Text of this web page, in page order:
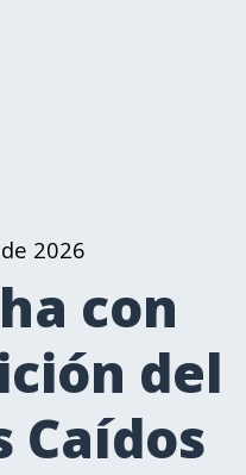
2026
con
del
Caídos